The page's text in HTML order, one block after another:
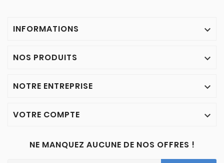
INFORMATIONS 
NOS PRODUITS 
NOTRE ENTREPRISE 
VOTRE COMPTE 
NE MANQUEZ AUCUNE DE NOS OFFRES !